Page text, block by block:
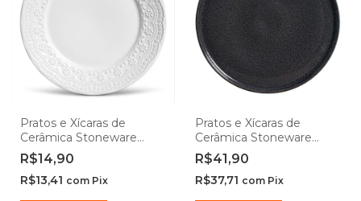
Pratos e Xícaras de
Cerâmica Stoneware
Madeleine - Porto Brasil
R$14,90
R$13,41 com Pix
Pratos e Xícaras de
Cerâmica Stoneware
Dove - Porto Brasil
R$41,90
R$37,71 com Pix